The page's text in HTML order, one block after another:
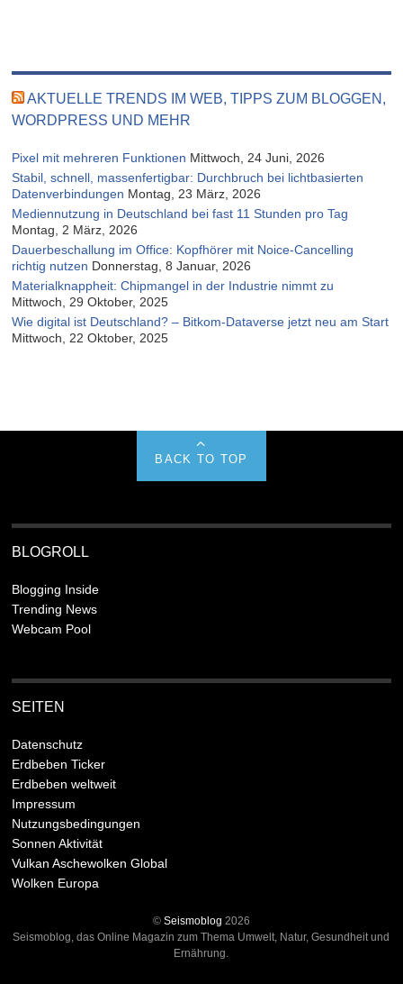
AKTUELLE TRENDS IM WEB, TIPPS ZUM BLOGGEN,
WORDPRESS UND MEHR
Pixel mit mehreren Funktionen Mittwoch, 24 Juni, 2026
Stabil, schnell, massenfertigbar: Durchbruch bei lichtbasierten
Datenverbindungen Montag, 23 März, 2026
Mediennutzung in Deutschland bei fast 11 Stunden pro Tag
Montag, 2 März, 2026
Dauerbeschallung im Office: Kopfhörer mit Noice-Cancelling
richtig nutzen Donnerstag, 8 Januar, 2026
Materialknappheit: Chipmangel in der Industrie nimmt zu
Mittwoch, 29 Oktober, 2025
Wie digital ist Deutschland? – Bitkom-Dataverse jetzt neu am Start
Mittwoch, 22 Oktober, 2025
BACK TO TOP
BLOGROLL
Blogging Inside
Trending News
Webcam Pool
SEITEN
Datenschutz
Erdbeben Ticker
Erdbeben weltweit
Impressum
Nutzungsbedingungen
Sonnen Aktivität
Vulkan Aschewolken Global
Wolken Europa
© Seismoblog 2026
Seismoblog, das Online Magazin zum Thema Umwelt, Natur, Gesundheit und
Ernährung.